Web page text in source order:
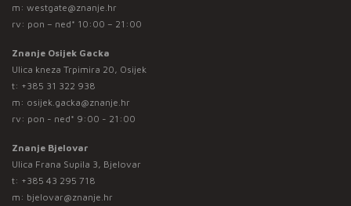
m: westgate@znanje.hr
rv: pon – ned* 10:00 – 21:00
Znanje Osijek Gacka
Ulica kneza Trpimira 20, Osijek
t: +385 31 322 938
m: osijek.gacka@znanje.hr
rv: pon - ned* 9:00 - 21:00
Znanje Bjelovar
Ulica Frana Supila 3, Bjelovar
t: +385 43 295 718
m: bjelovar@znanje.hr